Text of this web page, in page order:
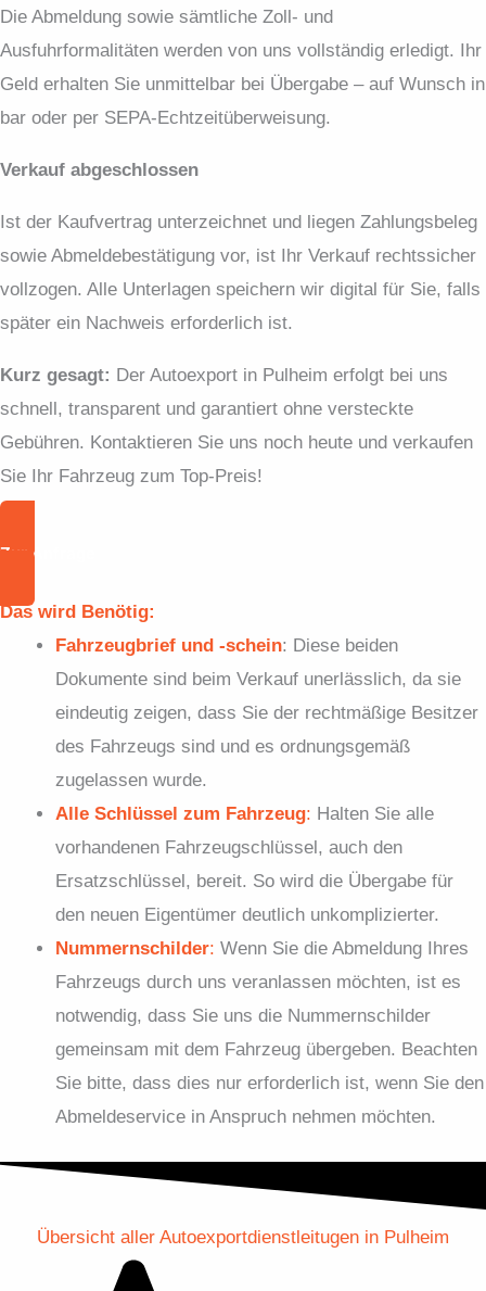
Die Abmeldung sowie sämtliche Zoll- und
Ausfuhrformalitäten werden von uns vollständig erledigt. Ihr
Geld erhalten Sie unmittelbar bei Übergabe – auf Wunsch in
bar oder per SEPA-Echtzeitüberweisung.
Verkauf abgeschlossen
Ist der Kaufvertrag unterzeichnet und liegen Zahlungsbeleg
sowie Abmeldebestätigung vor, ist Ihr Verkauf rechtssicher
vollzogen. Alle Unterlagen speichern wir digital für Sie, falls
später ein Nachweis erforderlich ist.
Kurz gesagt: Der Autoexport in Pulheim erfolgt bei uns
schnell, transparent und garantiert ohne versteckte
Gebühren. Kontaktieren Sie uns noch heute und verkaufen
Sie Ihr Fahrzeug zum Top-Preis!
Zur Anfrage
Das wird Benötig:
Fahrzeugbrief und -schein: Diese beiden
Dokumente sind beim Verkauf unerlässlich, da sie
eindeutig zeigen, dass Sie der rechtmäßige Besitzer
des Fahrzeugs sind und es ordnungsgemäß
zugelassen wurde.
Alle Schlüssel zum Fahrzeug: Halten Sie alle
vorhandenen Fahrzeugschlüssel, auch den
Ersatzschlüssel, bereit. So wird die Übergabe für
den neuen Eigentümer deutlich unkomplizierter.
Nummernschilder: Wenn Sie die Abmeldung Ihres
Fahrzeugs durch uns veranlassen möchten, ist es
notwendig, dass Sie uns die Nummernschilder
gemeinsam mit dem Fahrzeug übergeben. Beachten
Sie bitte, dass dies nur erforderlich ist, wenn Sie den
Abmeldeservice in Anspruch nehmen möchten.
Übersicht aller Autoexportdienstleitugen in Pulheim